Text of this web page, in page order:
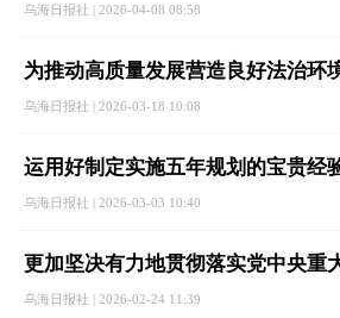
乌海日报社 | 2026-04-08 08:58
为推动高质量发展营造良好法治环
乌海日报社 | 2026-03-18 10:08
运用好制定实施五年规划的宝贵经
乌海日报社 | 2026-03-03 10:40
更加坚决有力地贯彻落实党中央重
乌海日报社 | 2026-02-24 11:39